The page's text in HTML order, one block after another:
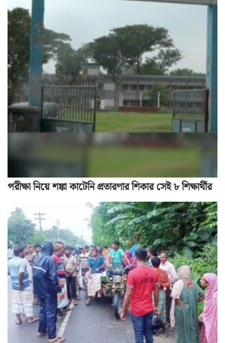
পরীক্ষা নিয়ে শঙ্কা কাটেনি প্রতারণার শিকার সেই ৮ শিক্ষার্থীর